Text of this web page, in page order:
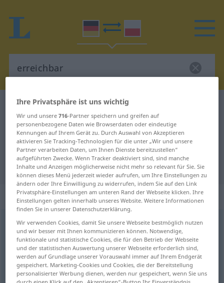
Deutsch-Polnisch Wörterbuch
Deutsch-Polnisch Übersetzung für
"erreichbar"
"erreichbar" Polnisch Übersetzung
„erreichbar“
erreichbar
Übersicht aller Übersetzungen
(Für mehr Details die Übersetzung anklicken/antippen)
osiągalny
Ihre Privatsphäre ist uns wichtig
Wir und unsere716-Partner speichern und greifen auf
personenbezogene Daten wie Browserdaten oder eindeutige
Kennungen auf Ihrem Gerät zu. Durch Auswahl von Akzeptieren
aktivieren Sie Tracking-Technologien für die unter „Wir und unsere
Partner verarbeiten Daten, um Ihnen Dienste bereitzustellen“
aufgeführten Zwecke. Wenn Tracker deaktiviert sind, sind manche
Inhalte und Anzeigen möglicherweise nicht mehr so relevant für Sie. Sie
können dieses Menü jederzeit wieder aufrufen, um Ihre Einstellungen zu
ändern oder Ihre Einwilligung zu widerrufen, indem Sie auf den Link
Privatsphäre-Einstellungen am unteren Rand der Webseite klicken. Ihre
Einstellungen gelten innerhalb unseres Website. Weitere Informationen
finden Sie in unserer Datenschutzerklärung.
Wir verwenden Cookies, damit Sie unsere Webseite bestmöglich nutzen
und wir besser mit Ihnen kommunizieren können. Notwendige,
funktionale und statistische Cookies, die für den Betrieb der Webseite
und der statistischen Auswertung unserer Webseite erforderlich sind,
werden auf Grundlage unserer Vorauswahl immer auf Ihrem Endgerät
gespeichert. Marketing-Cookies und Cookies, die der Bereitstellung
personalisierter Werbung dienen, werden nur gespeichert, wenn Sie uns